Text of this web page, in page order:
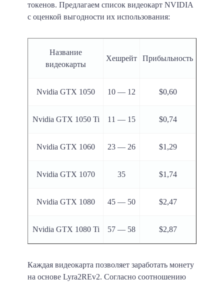
токенов. Предлагаем список видеокарт NVIDIA
с оценкой выгодности их использования:
Название
видеокарты
Хешрейт Прибыльность
Nvidia GTX 1050 10 — 12 $0,60
Nvidia GTX 1050 Ti 11 — 15 $0,74
Nvidia GTX 1060 23 — 26 $1,29
Nvidia GTX 1070 35 $1,74
Nvidia GTX 1080 45 — 50 $2,47
Nvidia GTX 1080 Ti 57 — 58 $2,87
Каждая видеокарта позволяет заработать монету
на основе Lyra2REv2. Согласно соотношению